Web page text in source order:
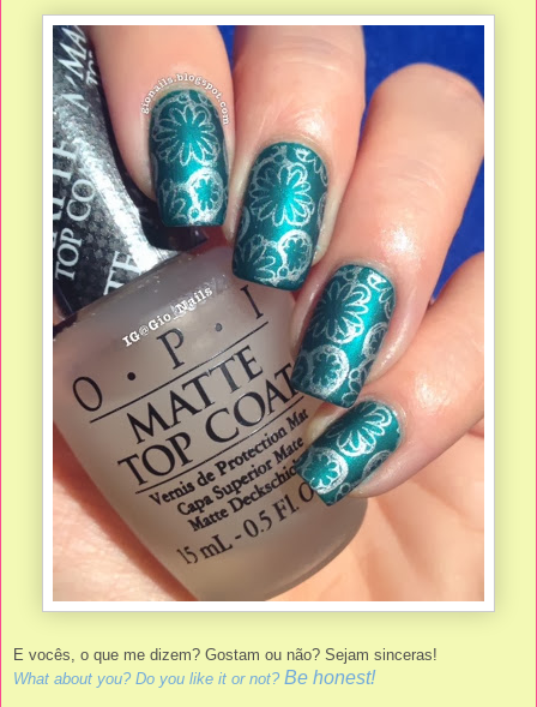
E vocês, o que me dizem? Gostam ou não? Sejam sinceras!
What about you? Do you like it or not? Be honest!